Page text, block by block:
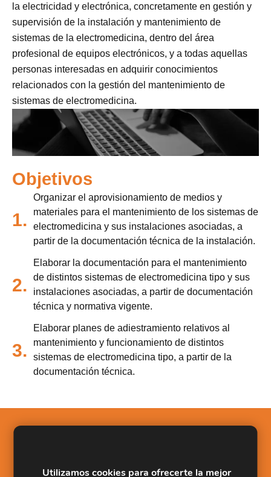
la electricidad y electrónica, concretamente en gestión y
supervisión de la instalación y mantenimiento de
sistemas de la electromedicina, dentro del área
profesional de equipos electrónicos, y a todas aquellas
personas interesadas en adquirir conocimientos
relacionados con la gestión del mantenimiento de
sistemas de electromedicina.
Objetivos
1.
Organizar el aprovisionamiento de medios y
materiales para el mantenimiento de los sistemas de
electromedicina y sus instalaciones asociadas, a
partir de la documentación técnica de la instalación.
2.
Elaborar la documentación para el mantenimiento
de distintos sistemas de electromedicina tipo y sus
instalaciones asociadas, a partir de documentación
técnica y normativa vigente.
3.
Elaborar planes de adiestramiento relativos al
mantenimiento y funcionamiento de distintos
sistemas de electromedicina tipo, a partir de la
documentación técnica.
Utilizamos cookies para ofrecerte la mejor